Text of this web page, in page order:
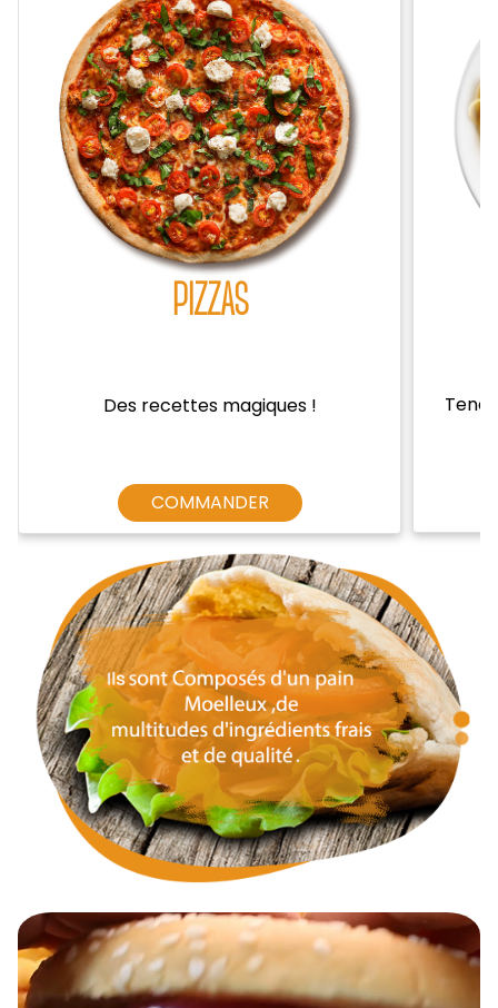
Zones de Livraison
PIZZAS
Des recettes magiques !
COMMANDER